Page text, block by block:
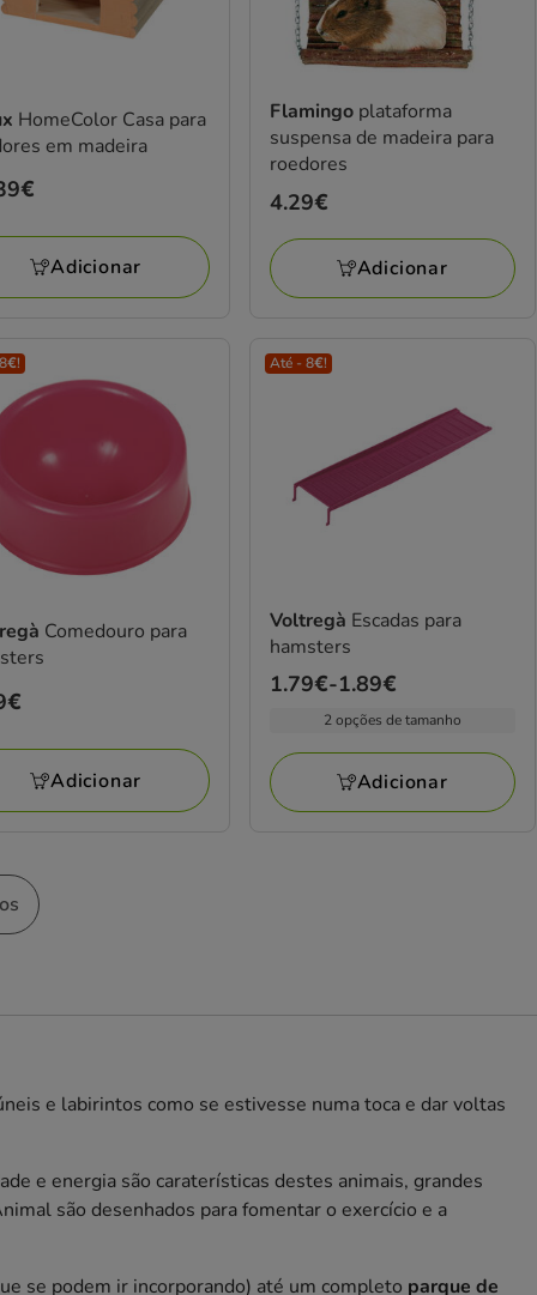
HomeColor Casa para
em madeira
Adicionar
Flamingo plataforma
suspensa de madeira para
roedores
Preço
4.29€
Adicionar
Comedouro para
Adicionar
Até - 8€!
Voltregà Escadas para
hamsters
Preço
a
1.89€
1.79€-1.89€
2 opções de tamanho
Adicionar
e labirintos como se estivesse numa toca e dar voltas
e energia são caraterísticas destes animais, grandes
são desenhados para fomentar o exercício e a
se podem ir incorporando) até um completo parque de